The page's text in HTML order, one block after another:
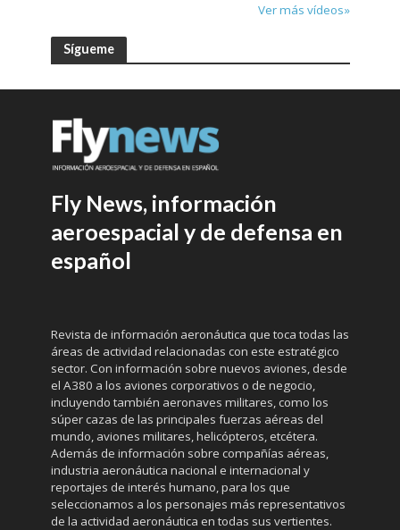
Ver más vídeos»
Sígueme
Fly News, información
aeroespacial y de defensa en
español
Revista de información aeronáutica que toca todas las
áreas de actividad relacionadas con este estratégico
sector. Con información sobre nuevos aviones, desde
el A380 a los aviones corporativos o de negocio,
incluyendo también aeronaves militares, como los
súper cazas de las principales fuerzas aéreas del
mundo, aviones militares, helicópteros, etcétera.
Además de información sobre compañías aéreas,
industria aeronáutica nacional e internacional y
reportajes de interés humano, para los que
seleccionamos a los personajes más representativos
de la actividad aeronáutica en todas sus vertientes.